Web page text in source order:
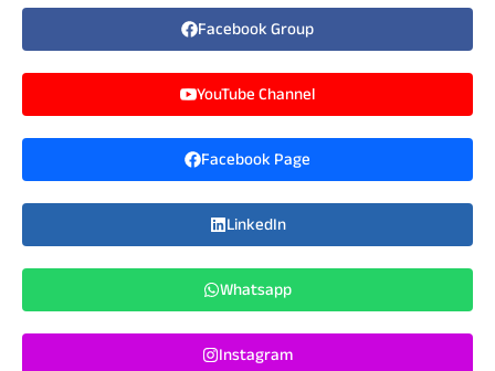
Facebook Group
YouTube Channel
Facebook Page
LinkedIn
Whatsapp
Instagram